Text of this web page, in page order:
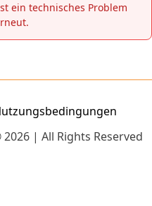
ein technisches Problem
| All Rights Reserved